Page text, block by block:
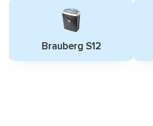
Brauberg S12